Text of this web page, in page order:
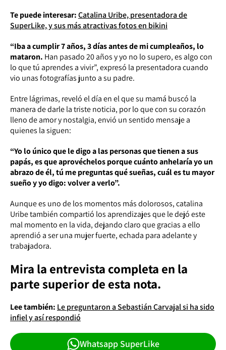
Te puede interesar:Catalina Uribe, presentadora de
SuperLike, y sus más atractivas fotos en bikini
“Iba a cumplir 7 años, 3 días antes de mi cumpleaños, lo
mataron. Han pasado 20 años y yo no lo supero, es algo con
lo que tú aprendes a vivir”, expresó la presentadora cuando
vio unas fotografías junto a su padre.
Entre lágrimas, reveló el día en el que su mamá buscó la
manera de darle la triste noticia, por lo que con su corazón
lleno de amor y nostalgia, envió un sentido mensaje a
quienes la siguen:
“Yo lo único que le digo a las personas que tienen a sus
papás, es que aprovéchelos porque cuánto anhelaría yo un
abrazo de él, tú me preguntas qué sueñas, cuál es tu mayor
sueño y yo digo: volver a verlo”.
Aunque es uno de los momentos más dolorosos, catalina
Uribe también compartió los aprendizajes que le dejó este
mal momento en la vida, dejando claro que gracias a ello
aprendió a ser una mujer fuerte, echada para adelante y
trabajadora.
Mira la entrevista completa en la
parte superior de esta nota.
Lee también: Le preguntaron a Sebastián Carvajal si ha sido
infiel y así respondió
Whatsapp SuperLike